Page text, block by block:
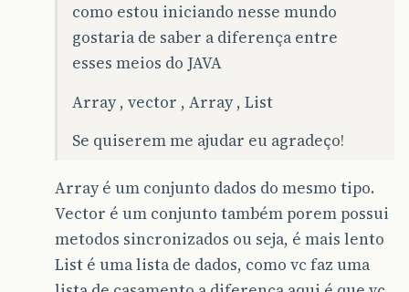
como estou iniciando nesse mundo
gostaria de saber a diferença entre
esses meios do JAVA
Array , vector , Array , List
Se quiserem me ajudar eu agradeço!
Array é um conjunto dados do mesmo tipo.
Vector é um conjunto também porem possui
metodos sincronizados ou seja, é mais lento
List é uma lista de dados, como vc faz uma